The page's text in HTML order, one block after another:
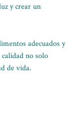
y crear un
adecuados y
no solo
de vida.